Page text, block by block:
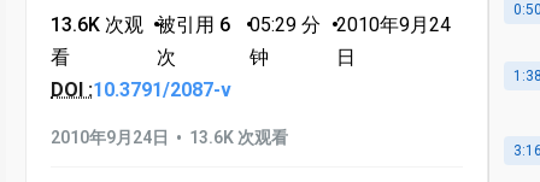
13.6K 次观
看
•被引用 6
次
•05:29 分
钟
•2010年9月24
日
DOI :10.3791/2087-v
2010年9月24日 • 13.6K 次观看